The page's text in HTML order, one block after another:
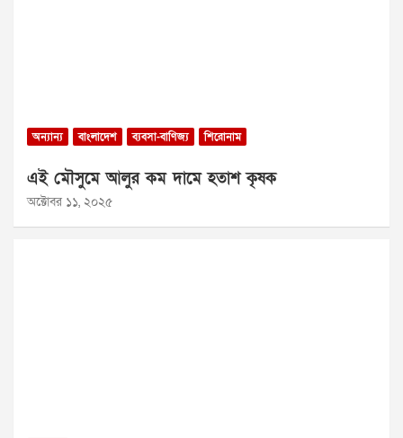
অন্যান্য বাংলাদেশ ব্যবসা-বাণিজ্য শিরোনাম
এই মৌসুমে আলুর কম দামে হতাশ কৃষক
অক্টোবর ১১, ২০২৫